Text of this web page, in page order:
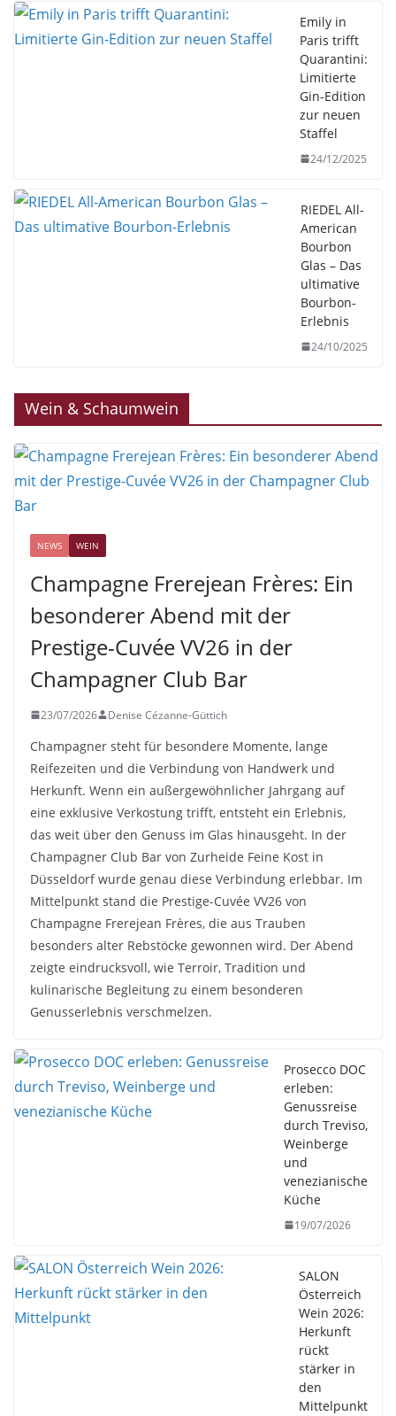
Emily in
Paris trifft
Quarantini:
Limitierte
Gin-Edition
zur neuen
Staffel
24/12/2025
RIEDEL All-
American
Bourbon
Glas – Das
ultimative
Bourbon-
Erlebnis
24/10/2025
Wein & Schaumwein
NEWS WEIN
Champagne Frerejean Frères: Ein
besonderer Abend mit der
Prestige-Cuvée VV26 in der
Champagner Club Bar
23/07/2026 Denise Cézanne-Güttich
Champagner steht für besondere Momente, lange
Reifezeiten und die Verbindung von Handwerk und
Herkunft. Wenn ein außergewöhnlicher Jahrgang auf
eine exklusive Verkostung trifft, entsteht ein Erlebnis,
das weit über den Genuss im Glas hinausgeht. In der
Champagner Club Bar von Zurheide Feine Kost in
Düsseldorf wurde genau diese Verbindung erlebbar. Im
Mittelpunkt stand die Prestige-Cuvée VV26 von
Champagne Frerejean Frères, die aus Trauben
besonders alter Rebstöcke gewonnen wird. Der Abend
zeigte eindrucksvoll, wie Terroir, Tradition und
kulinarische Begleitung zu einem besonderen
Genusserlebnis verschmelzen.
Prosecco DOC
erleben:
Genussreise
durch Treviso,
Weinberge
und
venezianische
Küche
19/07/2026
SALON
Österreich
Wein 2026:
Herkunft
rückt
stärker in
den
Mittelpunkt